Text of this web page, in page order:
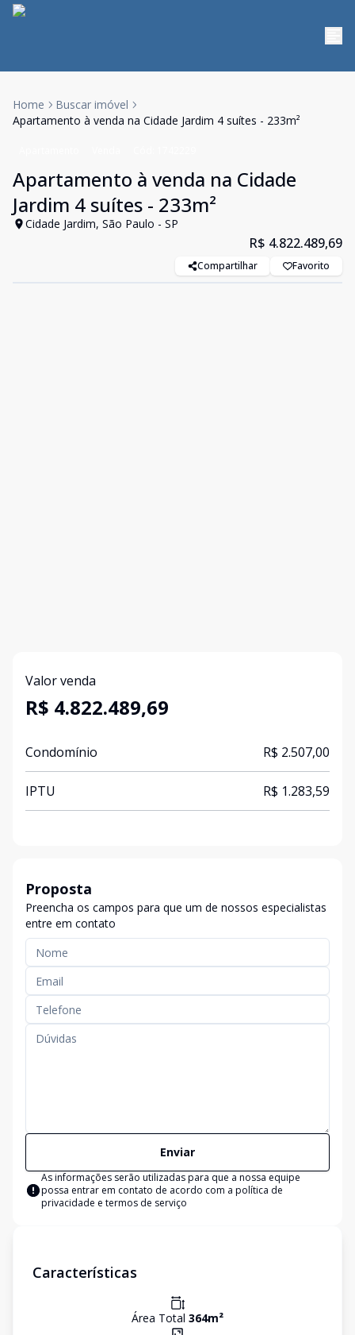
Home
Buscar imóvel
Apartamento à venda na Cidade Jardim 4 suítes - 233m²
Apartamento à venda na Cidade
Jardim 4 suítes - 233m²
Cidade Jardim, São Paulo - SP
R$ 4.822.489,69
Compartilhar Favorito
Valor venda
R$ 4.822.489,69
Condomínio R$ 2.507,00
IPTU R$ 1.283,59
Proposta
Preencha os campos para que um de nossos especialistas
entre em contato
Enviar
As informações serão utilizadas para que a nossa equipe
possa entrar em contato de acordo com a política de
privacidade e termos de serviço
Características
Área Total 364m²